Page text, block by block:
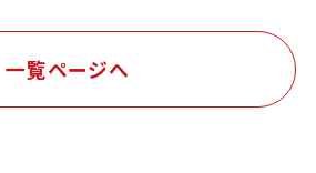
一覧ページへ